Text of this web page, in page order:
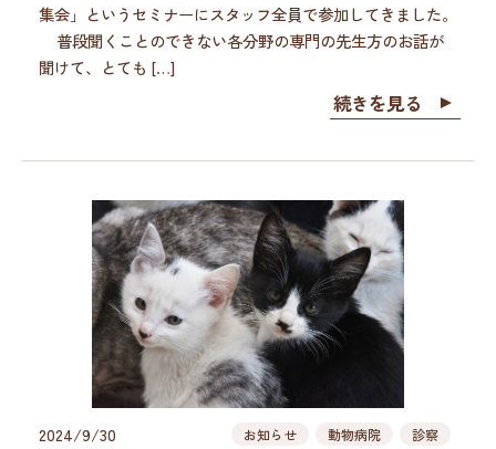
集会」というセミナーにスタッフ全員で参加してきました。
普段聞くことのできない各分野の専門の先生方のお話が
聞けて、とても […]
続きを見る
2024/9/30 お知らせ 動物病院 診察